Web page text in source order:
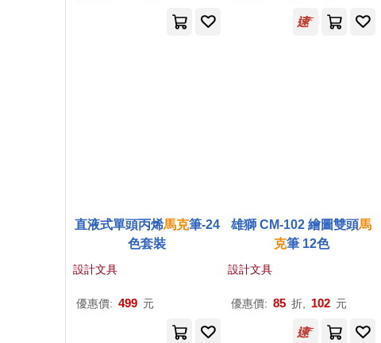
直液式單頭丙烯馬克筆-24
色套裝
設計文具
優惠價: 499 元
雄獅 CM-102 繪圖雙頭馬
克筆 12色
設計文具
優惠價: 85 折, 102 元